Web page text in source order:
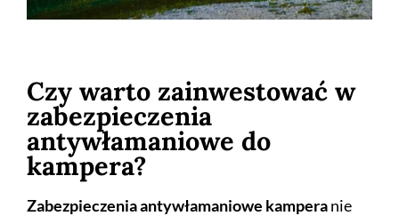
Czy warto zainwestować w
zabezpieczenia
antywłamaniowe do
kampera?
Zabezpieczenia antywłamaniowe kamperanie